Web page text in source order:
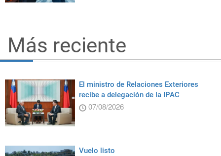
Más reciente
El ministro de Relaciones Exteriores
recibe a delegación de la IPAC
07/08/2026
Vuelo listo